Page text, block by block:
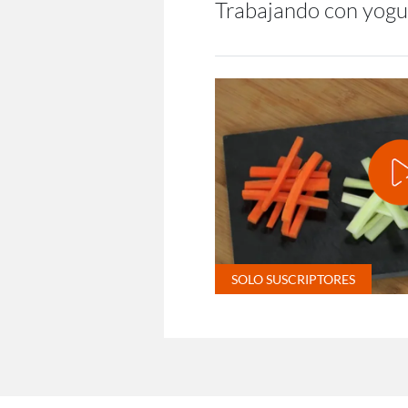
Trabajando con